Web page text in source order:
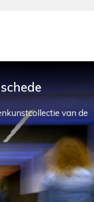
van de